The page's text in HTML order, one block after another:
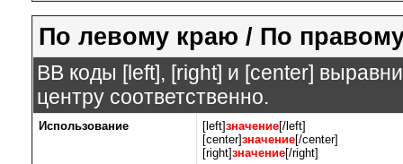
По левому краю / По
BB коды [left], [right] и [center]
центру соответственно.
Использование [left]значение[/left]
[center]значение[/center]
[right]значение[/right]